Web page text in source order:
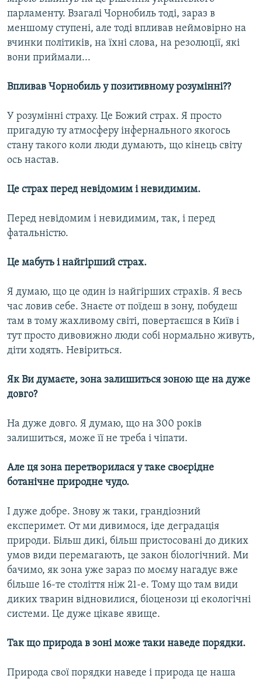
парламенту. Взагалі Чорнобиль тоді, зараз в
меншому ступені, але тоді впливав неймовірно на
вчинки політиків, на їхні слова, на резолюції, які
вони приймали...
Впливав Чорнобиль у позитивному розумінні??
У розумінні страху. Це Божий страх. Я просто
пригадую ту атмосферу інфернального якогось
стану такого коли люди думають, що кінець світу
ось настав.
Це страх перед невідомим і невидимим.
Перед невідомим і невидимим, так, і перед
фатальністю.
Це мабуть і найгірший страх.
Я думаю, що це один із найгірших страхів. Я весь
час ловив себе. Знаєте от поїдеш в зону, побудеш
там в тому жахливому світі, повертаєшся в Київ і
тут просто дивовижно люди собі нормально живуть,
діти ходять. Невіриться.
Як Ви думаєте, зона залишиться зоною ще на дуже
довго?
На дуже довго. Я думаю, що на 300 років
залишиться, може її не треба і чіпати.
Але ця зона перетворилася у таке своєрідне
ботанічне природне чудо.
І дуже добре. Знову ж таки, грандіозний
експеримет. От ми дивимося, іде деградація
природи. Більш дикі, більш пристосовані до диких
умов види перемагають, це закон біологічний. Ми
бачимо, як зона уже зараз по моєму нагадує вже
більше 16-те століття ніж 21-е. Тому що там види
диких тварин відновилися, біоценози ці екологічні
системи. Це дуже цікаве явище.
Так що природа в зоні може таки наведе порядки.
Природа свої порядки наведе і природа це наша